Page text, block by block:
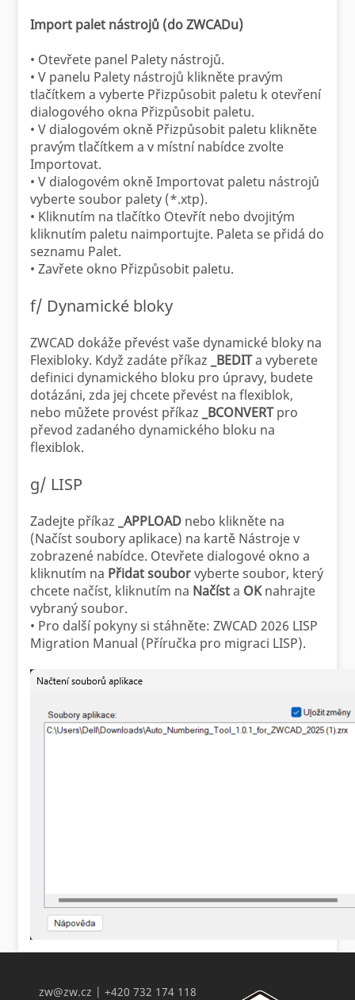
Import palet nástrojů (do ZWCADu)
• Otevřete panel Palety nástrojů.
• V panelu Palety nástrojů klikněte pravým
tlačítkem a vyberte Přizpůsobit paletu k otevření
dialogového okna Přizpůsobit paletu.
• V dialogovém okně Přizpůsobit paletu klikněte
pravým tlačítkem a v místní nabídce zvolte
Importovat.
• V dialogovém okně Importovat paletu nástrojů
vyberte soubor palety (*.xtp).
• Kliknutím na tlačítko Otevřít nebo dvojitým
kliknutím paletu naimportujte. Paleta se přidá do
seznamu Palet.
• Zavřete okno Přizpůsobit paletu.
f/ Dynamické bloky
ZWCAD dokáže převést vaše dynamické bloky na
Flexibloky. Když zadáte příkaz _BEDITa vyberete
definici dynamického bloku pro úpravy, budete
dotázáni, zda jej chcete převést na flexiblok,
nebo můžete provést příkaz _BCONVERTpro
převod zadaného dynamického bloku na
flexiblok.
g/ LISP
Zadejte příkaz _APPLOAD nebo klikněte na
(Načíst soubory aplikace) na kartě Nástroje v
zobrazené nabídce. Otevřete dialogové okno a
kliknutím na Přidat souborvyberte soubor, který
chcete načíst, kliknutím na Načísta OKnahrajte
vybraný soubor.
• Pro další pokyny si stáhněte: ZWCAD 2026 LISP
Migration Manual (Příručka pro migraci LISP).
zw@zw.cz | +420 732 174 118